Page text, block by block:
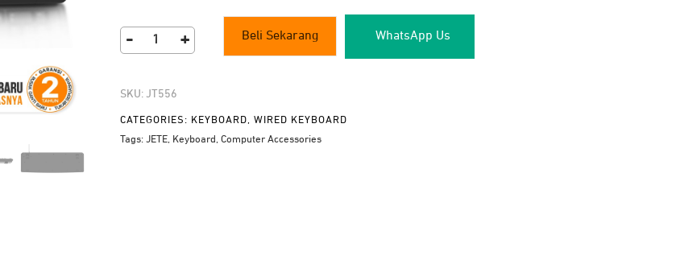
-
KB101
+ Beli Sekarang WhatsApp Us
SKU: JT556
CATEGORIES: KEYBOARD, WIRED KEYBOARD
Tags: JETE, Keyboard , Computer Accessories